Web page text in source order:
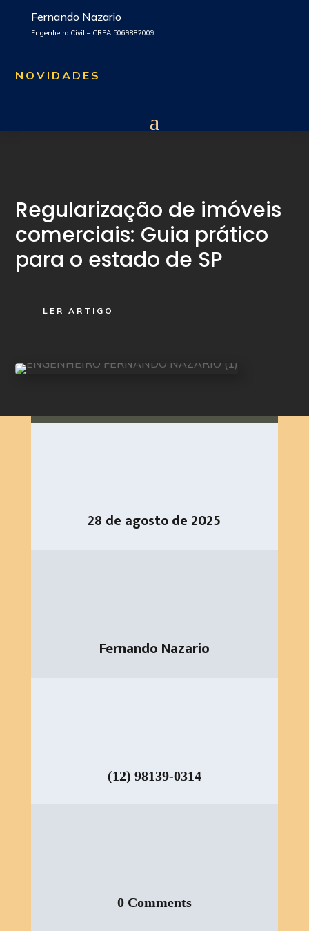
Fernando Nazario
Engenheiro Civil – CREA 5069882009
NOVIDADES
Regularização de imóveis
comerciais: Guia prático
para o estado de SP
LER ARTIGO
28 de agosto de 2025
Fernando Nazario
(12) 98139-0314
0 Comments